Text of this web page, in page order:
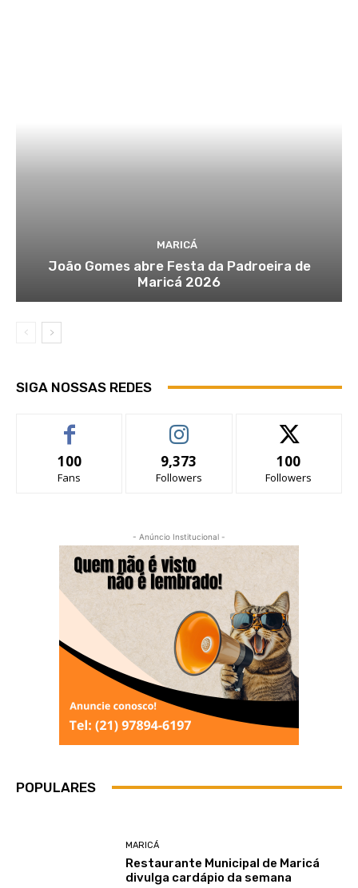
MARICÁ
João Gomes abre Festa da Padroeira de
Maricá 2026
SIGA NOSSAS REDES
100
Fans
9,373
Followers
100
Followers
- Anúncio Institucional -
POPULARES
MARICÁ
Restaurante Municipal de Maricá
divulga cardápio da semana